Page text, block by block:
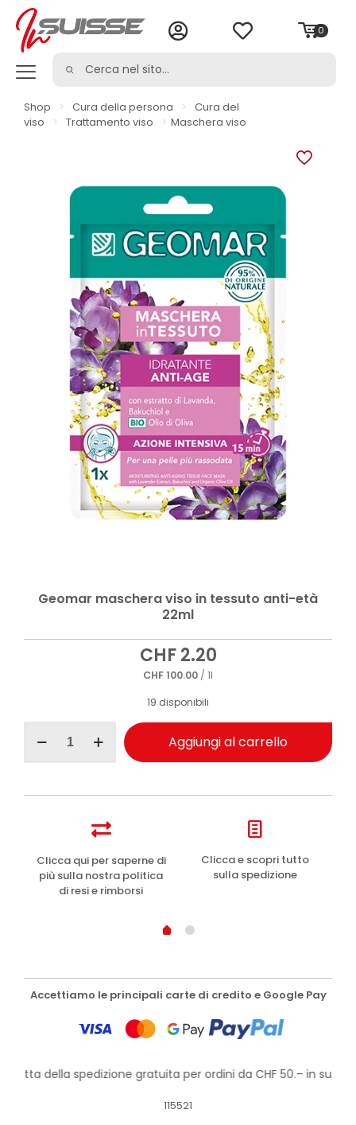
0
Shop > Cura della persona >
Cura del
viso
> Trattamento viso > Maschera viso
Geomar maschera viso in tessuto anti-età
22ml
CHF2.20
CHF100.00 / 1l
19 disponibili
maschera
Aggiungi al carrello
Clicca qui per saperne di
più sulla nostra politica
di resi e rimborsi
Clicca e scopri tutto
sulla spedizione
Accettiamo le principali carte di credito e Google Pay
della spedizione gratuita per ordini da CHF 50.– in su!
115521